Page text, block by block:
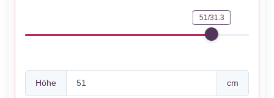
51/31.3
Höhe cm